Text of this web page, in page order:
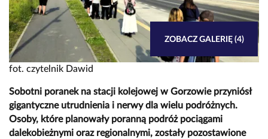
fot. czytelnik Dawid
ZOBACZ GALERIĘ (4)
Sobotni poranek na stacji kolejowej w Gorzowie przyniósł
gigantyczne utrudnienia i nerwy dla wielu podróżnych.
Osoby, które planowały poranną podróż pociągami
dalekobieżnymi oraz regionalnymi, zostały pozostawione